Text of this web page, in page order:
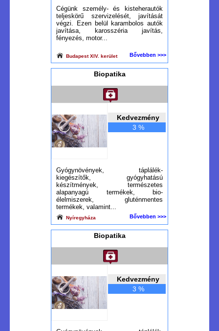
Cégünk személy- és kisteherautók
teljeskörű szervizelését, javítását
végzi. Ezen belül karambolos autók
javítása, karosszéria javítás,
fényezés, motor...
Budapest XIV. kerület Bővebben >>>
Biopatika
Kedvezmény
3 %
Gyógynövények, táplálék-
kiegészítők, gyógyhatású
készítmények, természetes
alapanyagú termékek, bio-
élelmiszerek, gluténmentes
termékek, valamint...
Nyíregyháza Bővebben >>>
Biopatika
Kedvezmény
3 %